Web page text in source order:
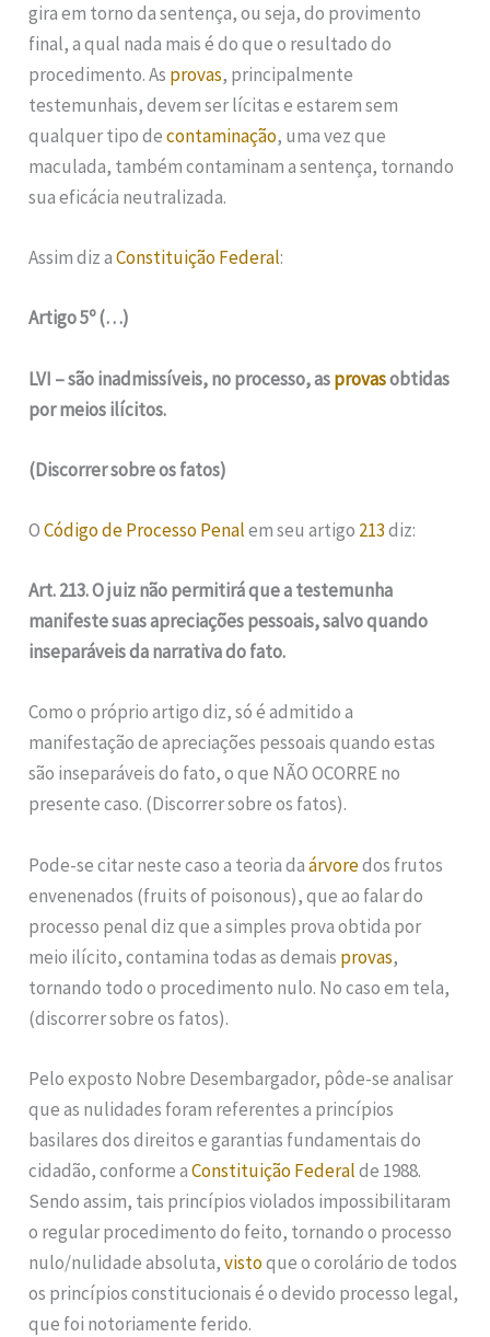
gira em torno da sentença, ou seja, do provimento
final, a qual nada mais é do que o resultado do
procedimento. As provas, principalmente
testemunhais, devem ser lícitas e estarem sem
qualquer tipo decontaminação, uma vez que
maculada, também contaminam a sentença, tornando
sua eficácia neutralizada.
Assim diz aConstituição Federal:
Artigo 5º (…)
LVI – são inadmissíveis, no processo, asprovasobtidas
por meios ilícitos.
(Discorrer sobre os fatos)
OCódigo de Processo Penalem seu artigo 213diz:
Art. 213. O juiz não permitirá que a testemunha
manifeste suas apreciações pessoais, salvo quando
inseparáveis da narrativa do fato.
Como o próprio artigo diz, só é admitido a
manifestação de apreciações pessoais quando estas
são inseparáveis do fato, o que NÃO OCORRE no
presente caso. (Discorrer sobre os fatos).
Pode-se citar neste caso a teoria daárvoredos frutos
envenenados (fruits of poisonous), que ao falar do
processo penal diz que a simples prova obtida por
meio ilícito, contamina todas as demais provas,
tornando todo o procedimento nulo. No caso em tela,
(discorrer sobre os fatos).
Pelo exposto Nobre Desembargador, pôde-se analisar
que as nulidades foram referentes a princípios
basilares dos direitos e garantias fundamentais do
cidadão, conforme aConstituição Federalde 1988.
Sendo assim, tais princípios violados impossibilitaram
o regular procedimento do feito, tornando o processo
nulo/nulidade absoluta,vistoque o corolário de todos
os princípios constitucionais é o devido processo legal,
que foi notoriamente ferido.